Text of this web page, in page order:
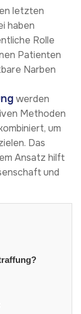
letzten
haben
Rolle
Patienten
Narben
werden
Methoden
um
Das
Ansatz hilft
und